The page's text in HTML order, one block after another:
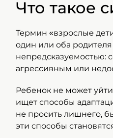
Что такое
Термин «взрослые
один или оба родителя
непредсказуемостью:
агрессивным или
Ребенок не может
ищет способы
не просить лишнего,
эти способы